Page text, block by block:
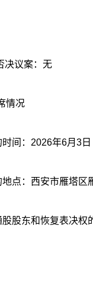
决议案：无
情况
间：2026年6月3日
点：西安市雁塔
股东和恢复表决权